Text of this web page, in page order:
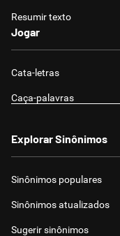
Resumir texto
Jogar
Cata-letras
Caça-palavras
Explorar Sinônimos
Sinônimos populares
Sinônimos atualizados
Sugerir sinônimos